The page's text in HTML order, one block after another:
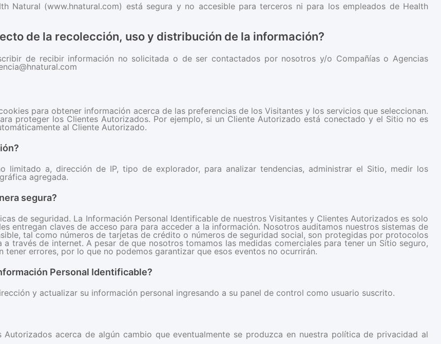
Natural (www.hnatural.com) está segura y no accesible para terceros ni para los empleados de Health
de la recolección, uso y distribución de la información?
de recibir información no solicitada o de ser contactados por nosotros y/o Compañías o Agencias
para obtener información acerca de las preferencias de los Visitantes y los servicios que seleccionan.
proteger los Clientes Autorizados. Por ejemplo, si un Cliente Autorizado está conectado y el Sitio no es
al Cliente Autorizado.
limitado a, dirección de IP, tipo de explorador, para analizar tendencias, administrar el Sitio, medir los
agregada.
segura?
de seguridad. La Información Personal Identificable de nuestros Visitantes y Clientes Autorizados es solo
entregan claves de acceso para para acceder a la información. Nosotros auditamos nuestros sistemas de
tal como números de tarjetas de crédito o números de seguridad social, son protegidas por protocolos
través de internet. A pesar de que nosotros tomamos las medidas comerciales para tener un Sitio seguro,
errores, por lo que no podemos garantizar que esos eventos no ocurrirán.
Personal Identificable?
y actualizar su información personal ingresando a su panel de control como usuario suscrito.
acerca de algún cambio que eventualmente se produzca en nuestra política de privacidad al